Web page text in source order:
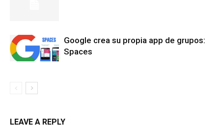
Google crea su propia app de grupos:
Spaces
LEAVE A REPLY